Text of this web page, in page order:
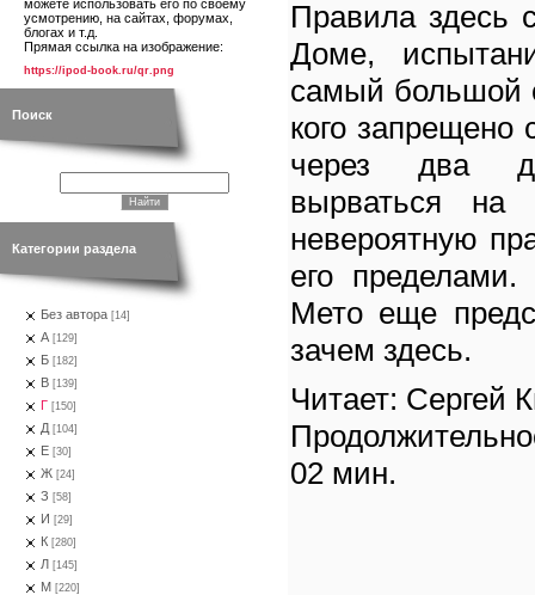
можете использовать его по своему
усмотрению, на сайтах, форумах,
блогах и т.д.
Прямая ссылка на изображение:
https://ipod-book.ru/qr.png
Поиск
Категории раздела
Без автора [14]
А [129]
Б [182]
В [139]
Г [150]
Д [104]
Е [30]
Ж [24]
З [58]
И [29]
К [280]
Л [145]
М [220]
Правила здесь
Доме,
самый большой
кого запрещено
через два
вырваться на
невероятную
его
Мето еще
зачем здесь.
Читает: Сергей
02 мин.